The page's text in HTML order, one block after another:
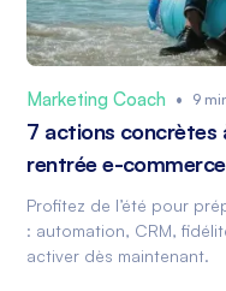
Marketing Coach • 9
7 actions concrètes
rentrée e-
Profitez de l’été pour
: automation, CRM,
activer dès maintenant.